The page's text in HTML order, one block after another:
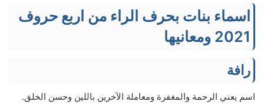
اسماء بنات بحرف الراء من اربع حروف
2021 ومعانيها
رافة
اسم يعني الرحمة والمغفرة ومعاملة الآخرين باللين وحسن الخلق.